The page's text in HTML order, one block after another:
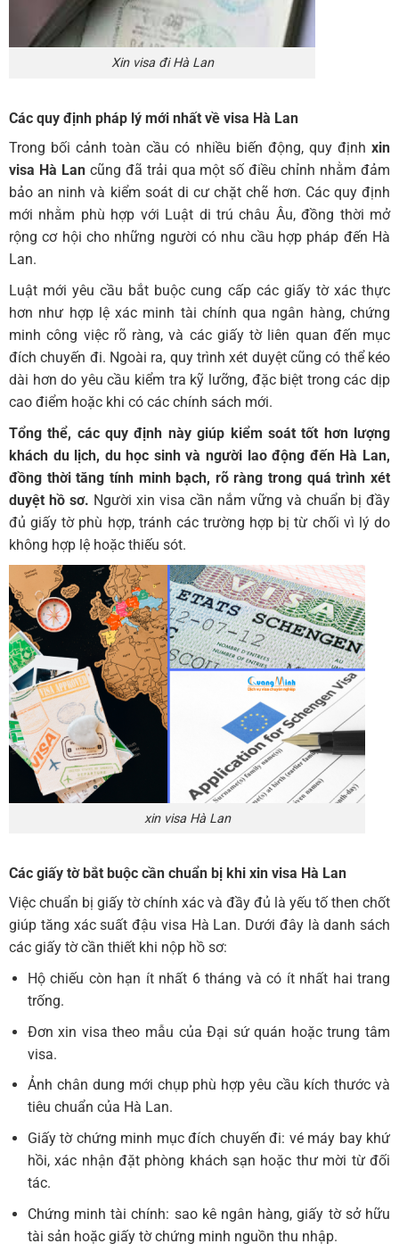
Xin visa đi Hà Lan
Các quy định pháp lý mới nhất về visa Hà Lan
Trong bối cảnh toàn cầu có nhiều biến động, quy định xin
visa Hà Lancũng đã trải qua một số điều chỉnh nhằm đảm
bảo an ninh và kiểm soát di cư chặt chẽ hơn. Các quy định
mới nhằm phù hợp với Luật di trú châu Âu, đồng thời mở
rộng cơ hội cho những người có nhu cầu hợp pháp đến Hà
Lan.
Luật mới yêu cầu bắt buộc cung cấp các giấy tờ xác thực
hơn như hợp lệ xác minh tài chính qua ngân hàng, chứng
minh công việc rõ ràng, và các giấy tờ liên quan đến mục
đích chuyến đi. Ngoài ra, quy trình xét duyệt cũng có thể kéo
dài hơn do yêu cầu kiểm tra kỹ lưỡng, đặc biệt trong các dịp
cao điểm hoặc khi có các chính sách mới.
Tổng thể, các quy định này giúp kiểm soát tốt hơn lượng
khách du lịch, du học sinh và người lao động đến Hà Lan,
đồng thời tăng tính minh bạch, rõ ràng trong quá trình xét
duyệt hồ sơ. Người xin visa cần nắm vững và chuẩn bị đầy
đủ giấy tờ phù hợp, tránh các trường hợp bị từ chối vì lý do
không hợp lệ hoặc thiếu sót.
xin visa Hà Lan
Các giấy tờ bắt buộc cần chuẩn bị khi xin visa Hà Lan
Việc chuẩn bị giấy tờ chính xác và đầy đủ là yếu tố then chốt
giúp tăng xác suất đậu visa Hà Lan. Dưới đây là danh sách
các giấy tờ cần thiết khi nộp hồ sơ:
Hộ chiếu còn hạn ít nhất 6 tháng và có ít nhất hai trang
trống.
Đơn xin visa theo mẫu của Đại sứ quán hoặc trung tâm
visa.
Ảnh chân dung mới chụp phù hợp yêu cầu kích thước và
tiêu chuẩn của Hà Lan.
Giấy tờ chứng minh mục đích chuyến đi: vé máy bay khứ
hồi, xác nhận đặt phòng khách sạn hoặc thư mời từ đối
tác.
Chứng minh tài chính: sao kê ngân hàng, giấy tờ sở hữu
tài sản hoặc giấy tờ chứng minh nguồn thu nhập.